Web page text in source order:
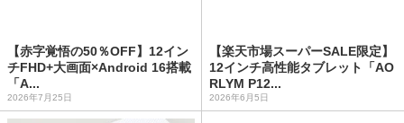
【赤字覚悟の50％OFF】12イン
チFHD+大画面×Android 16搭載
「A...
2026年7月25日
【楽天市場スーパーSALE限定】
12インチ高性能タブレット「AO
RLYM P12...
2026年6月5日